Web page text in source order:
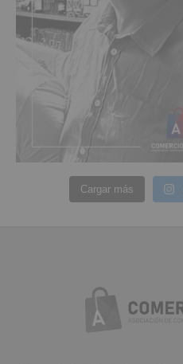
Cargar más